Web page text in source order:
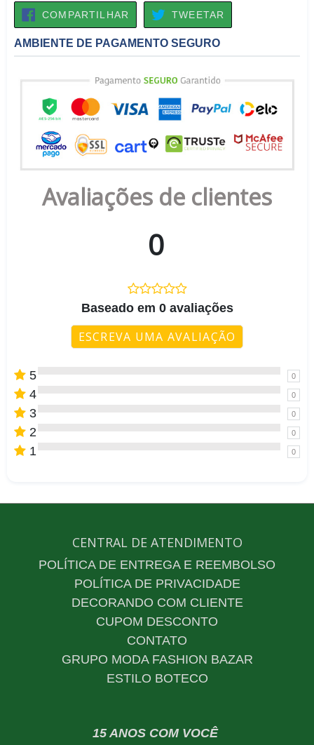
COMPARTILHAR COMPARTILHAR
NO
FACEBOOK
TWEETAR
AMBIENTE DE PAGAMENTO SEGURO
Avaliações de clientes
0
Baseado em 0 avaliações
ESCREVA UMA AVALIAÇÃO
5 0
4 0
3 0
2 0
1 0
CENTRAL DE ATENDIMENTO
POLÍTICA DE ENTREGA E REEMBOLSO
POLÍTICA DE PRIVACIDADE
DECORANDO COM CLIENTE
CUPOM DESCONTO
CONTATO
GRUPO MODA FASHION BAZAR
ESTILO BOTECO
15 ANOS COM VOCÊ